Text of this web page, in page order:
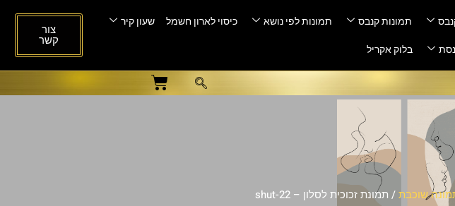
תמונות קנבס תמונות לפי נושא כיסוי לארון חשמל
שעון קיר
בלוק אקריל
צור
קשר
שוכבת/ תמונת זכוכית לסלון – shut-22